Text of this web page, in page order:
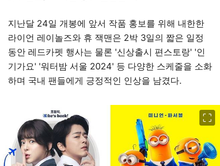
지난달 24일 개봉에 앞서 작품 홍보를 위해 내한한
라이언 레이놀즈와 휴 잭맨은 2박 3일의 짧은 일정
동안 레드카펫 행사는 물론 '신상출시 편스토랑' '인
기가요' '워터밤 서울 2024' 등 다양한 스케줄을 소화
하며 국내 팬들에게 긍정적인 인상을 남겼다.